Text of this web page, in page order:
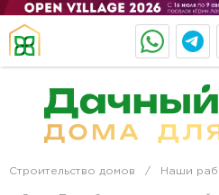
Строительство домов Наши